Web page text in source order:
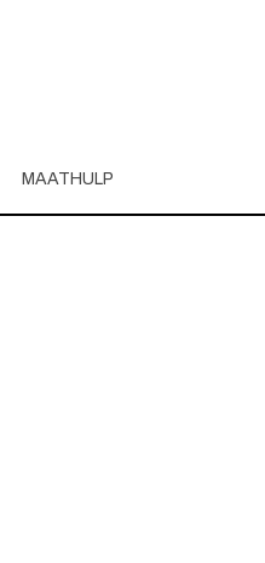
MAATHULP